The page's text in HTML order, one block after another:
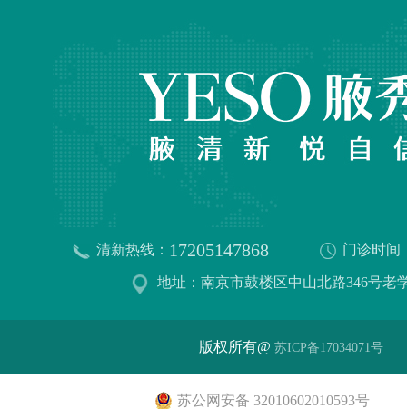
清新热线： 17205147868 门诊时间
地址：南京市鼓楼区中山北路346号老
版权所有@ 苏ICP备17034071号
苏公网安备 32010602010593号